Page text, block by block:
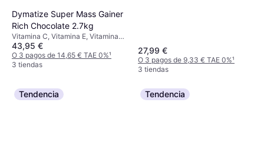
Dymatize Super Mass Gainer
Rich Chocolate 2.7kg
Vitamina C, Vitamina E, Vitamina
B, Yodo, Hierro, Calcio, Potasio,
Magnesio, Sodio
43,95 €
O 3 pagos de 14,65 € TAE 0%¹
3 tiendas
27,99 €
O 3 pagos de 9,33 € TAE 0%¹
3 tiendas
Tendencia Tendencia